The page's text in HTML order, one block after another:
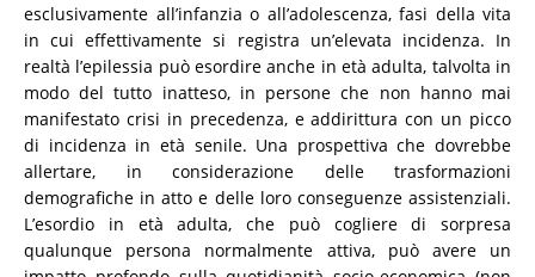
esclusivamente all’infanzia o all’adolescenza, fasi della vita
in cui effettivamente si registra un’elevata incidenza. In
realtà l’epilessia può esordire anche in età adulta, talvolta in
modo del tutto inatteso, in persone che non hanno mai
manifestato crisi in precedenza, e addirittura con un picco
di incidenza in età senile. Una prospettiva che dovrebbe
allertare, in considerazione delle trasformazioni
demografiche in atto e delle loro conseguenze assistenziali.
L’esordio in età adulta, che può cogliere di sorpresa
qualunque persona normalmente attiva, può avere un